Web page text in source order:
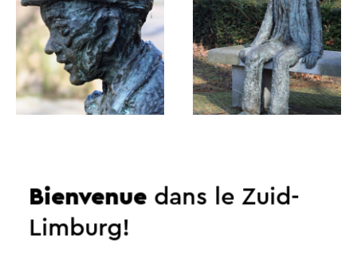
Itinéraires dans les environs
Vélo Promenades
Bienvenuedans le Zuid-
Limburg!